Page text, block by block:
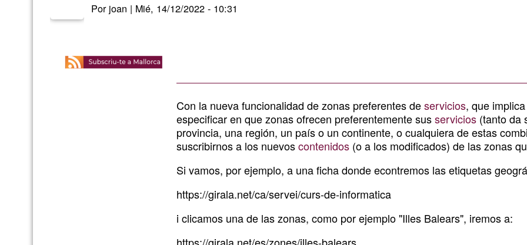
a
los
anuncios
se
Por joan | Mié, 14/12/2022 - 10:31
Con la nueva funcionalidad de zonas preferentes deservicios, que
especificar en que zonas ofrecen preferentemente susservicios (tanto da
provincia, una región, un país o un continente, o cualquiera de estas
suscribirnos a los nuevoscontenidos (o a los modificados) de las zonas
Si vamos, por ejemplo, a una ficha donde econtremos las etiquetas
https://girala.net/ca/servei/curs-de-informatica
i clicamos una de las zonas, como por ejemplo "Illes Balears", iremos a: